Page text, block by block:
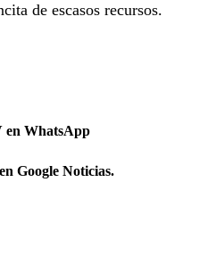
de escasos recursos.
en WhatsApp
Google Noticias.